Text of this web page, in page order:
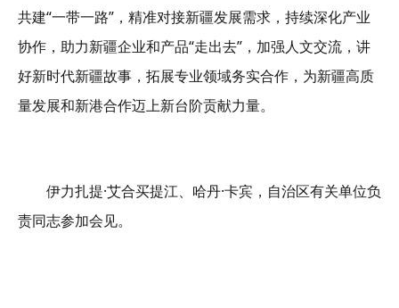
共建“一带一路”，精准对接新疆发展需求，持续深化产业
协作，助力新疆企业和产品“走出去”，加强人文交流，讲
好新时代新疆故事，拓展专业领域务实合作，为新疆高质
量发展和新港合作迈上新台阶贡献力量。
伊力扎提·艾合买提江、哈丹·卡宾，自治区有关单位负
责同志参加会见。